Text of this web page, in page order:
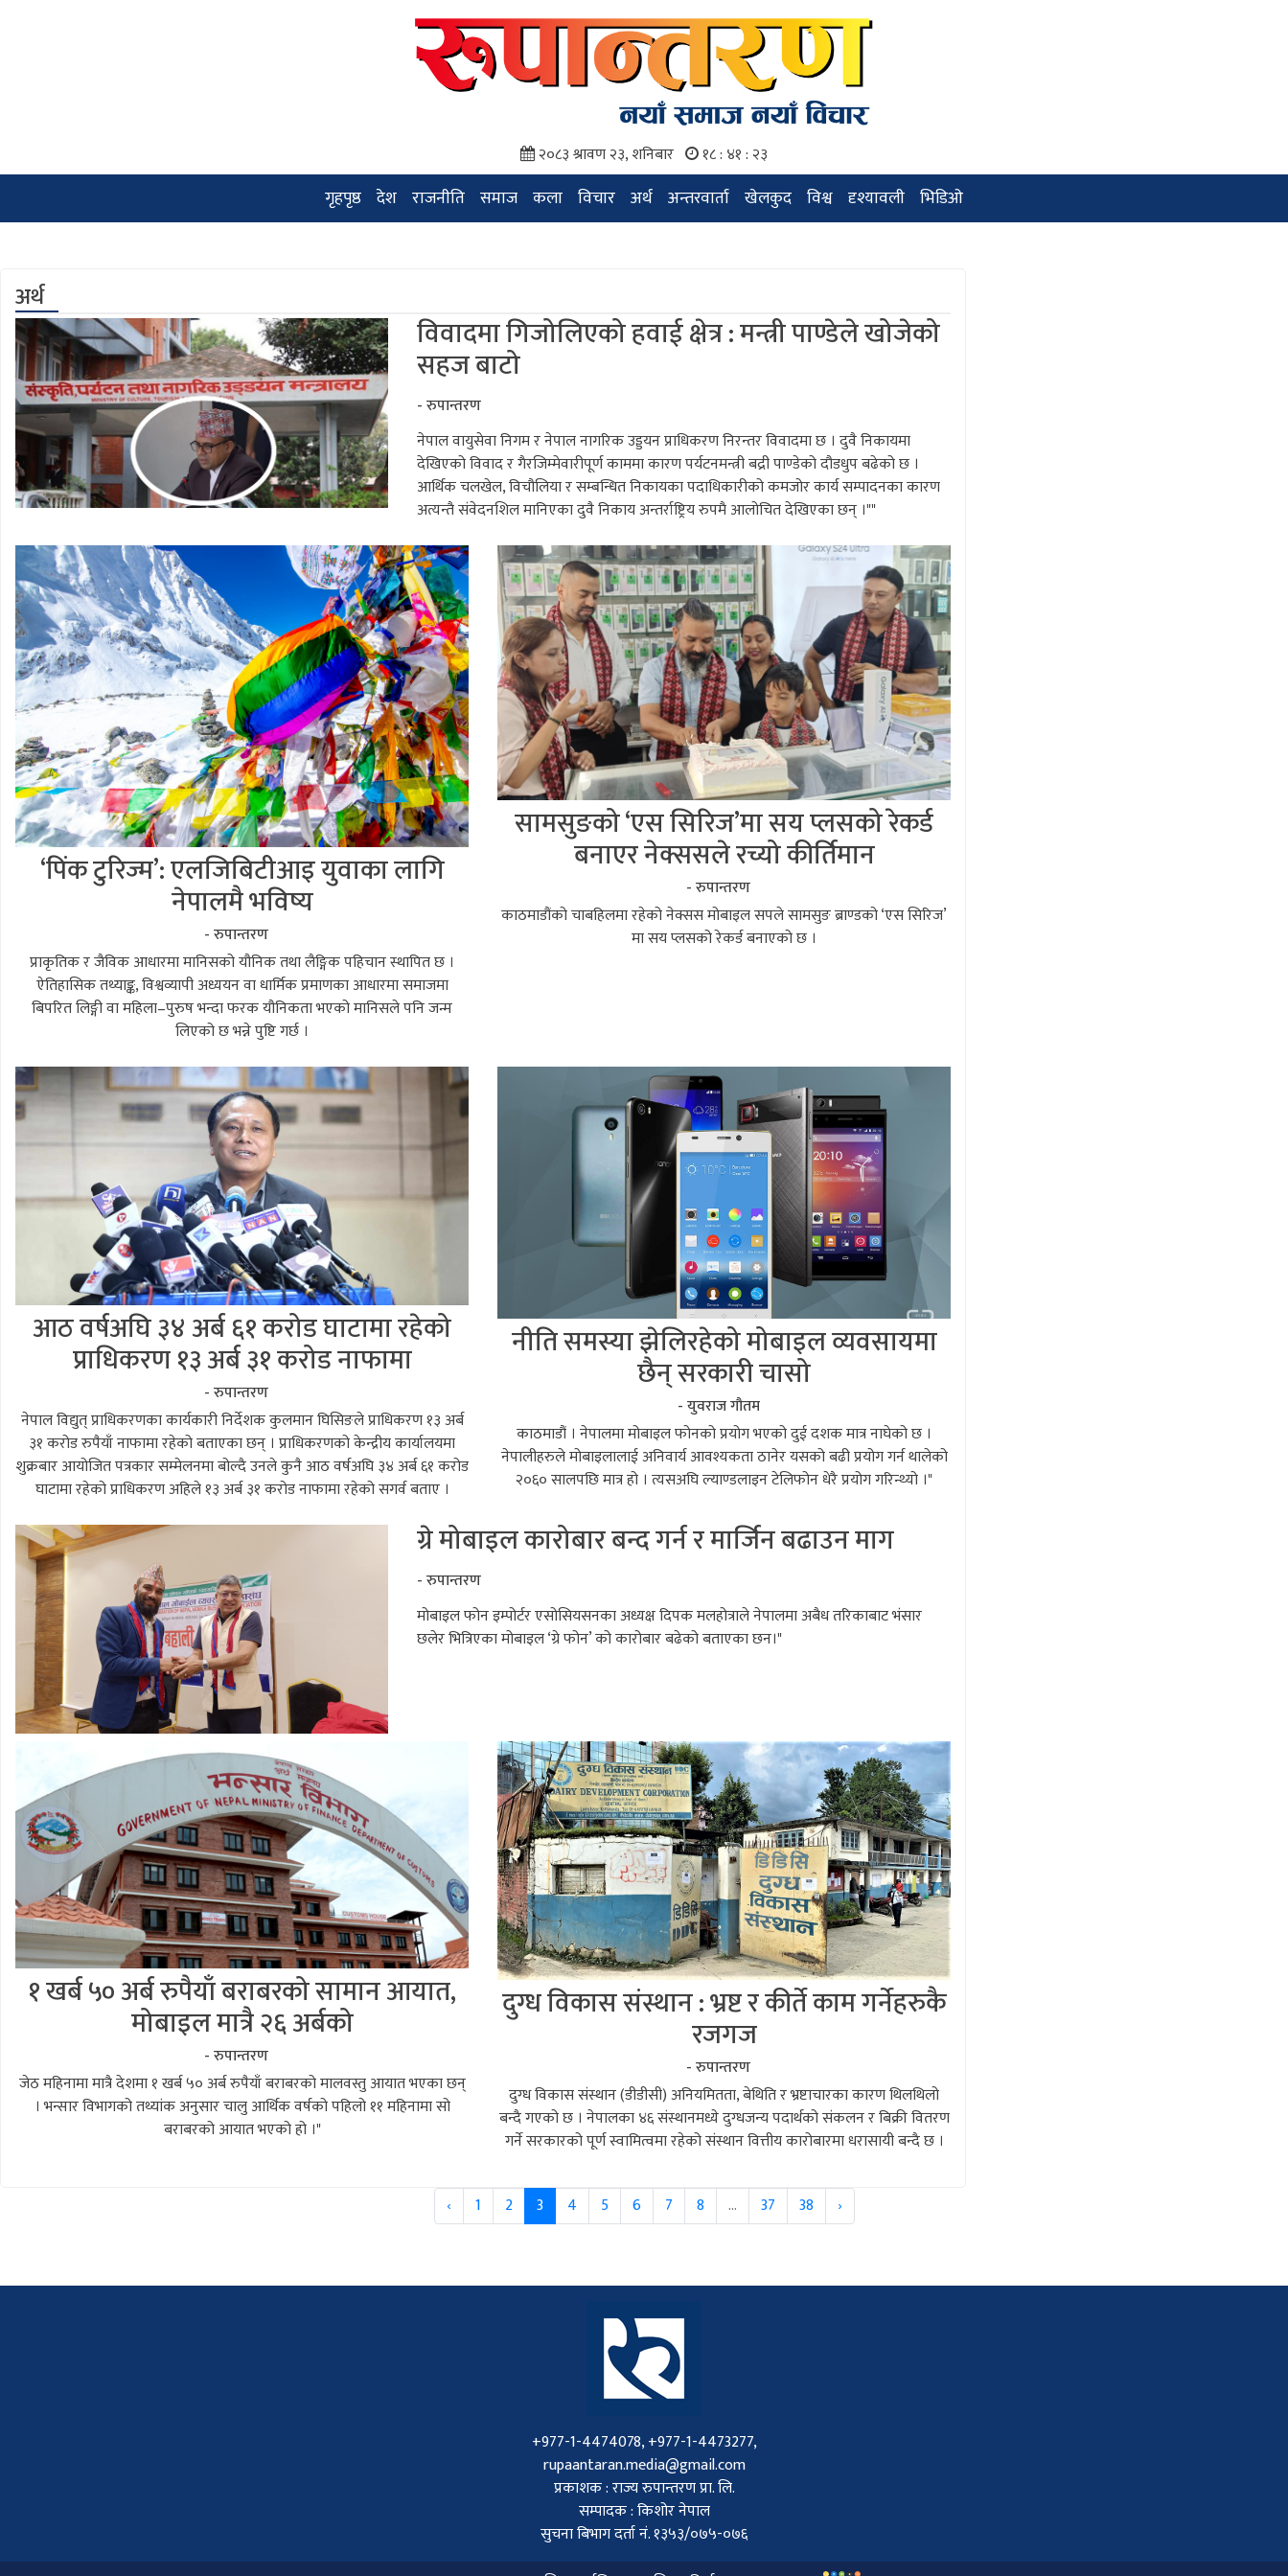
२०८३ श्रावण २३, शनिबार १८ : ४१ : २४
गृहपृष्ठ देश राजनीति समाज कला विचार अर्थ अन्तरवार्ता खेलकुद विश्व दृश्यावली भिडिओ
अर्थ
विवादमा गिजोलिएको हवाई क्षेत्र : मन्त्री पाण्डेले खोजेको
सहज बाटो
- रुपान्तरण
नेपाल वायुसेवा निगम र नेपाल नागरिक उड्डयन प्राधिकरण निरन्तर विवादमा छ । दुवै निकायमा
देखिएको विवाद र गैरजिम्मेवारीपूर्ण काममा कारण पर्यटनमन्त्री बद्री पाण्डेको दौडधुप बढेको छ ।
आर्थिक चलखेल, विचौलिया र सम्बन्धित निकायका पदाधिकारीको कमजोर कार्य सम्पादनका कारण
अत्यन्तै संवेदनशिल मानिएका दुवै निकाय अन्तर्राष्ट्रिय रुपमै आलोचित देखिएका छन् ।""
‘पिंक टुरिज्म’: एलजिबिटीआइ युवाका लागि
नेपालमै भविष्य
- रुपान्तरण
प्राकृतिक र जैविक आधारमा मानिसको यौनिक तथा लैङ्गिक पहिचान स्थापित छ ।
ऐतिहासिक तथ्याङ्क, विश्वव्यापी अध्ययन वा धार्मिक प्रमाणका आधारमा समाजमा
बिपरित लिङ्गी वा महिला–पुरुष भन्दा फरक यौनिकता भएको मानिसले पनि जन्म
लिएको छ भन्ने पुष्टि गर्छ ।
सामसुङको ‘एस सिरिज’मा सय प्लसको रेकर्ड
बनाएर नेक्ससले रच्यो कीर्तिमान
- रुपान्तरण
काठमाडौंको चाबहिलमा रहेको नेक्सस मोबाइल सपले सामसुङ ब्राण्डको ‘एस सिरिज’
मा सय प्लसको रेकर्ड बनाएको छ ।
आठ वर्षअघि ३४ अर्ब ६१ करोड घाटामा रहेको
प्राधिकरण १३ अर्ब ३१ करोड नाफामा
- रुपान्तरण
नेपाल विद्युत् प्राधिकरणका कार्यकारी निर्देशक कुलमान घिसिङले प्राधिकरण १३ अर्ब
३१ करोड रुपैयाँ नाफामा रहेको बताएका छन् । प्राधिकरणको केन्द्रीय कार्यालयमा
शुक्रबार आयोजित पत्रकार सम्मेलनमा बोल्दै उनले कुनै आठ वर्षअघि ३४ अर्ब ६१ करोड
घाटामा रहेको प्राधिकरण अहिले १३ अर्ब ३१ करोड नाफामा रहेको सगर्व बताए ।
नीति समस्या झेलिरहेको मोबाइल व्यवसायमा
छैन् सरकारी चासो
- युवराज गौतम
काठमाडौं । नेपालमा मोबाइल फोनको प्रयोग भएको दुई दशक मात्र नाघेको छ ।
नेपालीहरुले मोबाइलालाई अनिवार्य आवश्यकता ठानेर यसको बढी प्रयोग गर्न थालेको
२०६० सालपछि मात्र हो । त्यसअघि ल्याण्डलाइन टेलिफोन धेरै प्रयोग गरिन्थ्यो ।"
ग्रे मोबाइल कारोबार बन्द गर्न र मार्जिन बढाउन माग
- रुपान्तरण
मोबाइल फोन इम्पोर्टर एसोसियसनका अध्यक्ष दिपक मलहोत्राले नेपालमा अबैध तरिकाबाट भंसार
छलेर भित्रिएका मोबाइल ‘ग्रे फोन’ को कारोबार बढेको बताएका छन।"
१ खर्ब ५० अर्ब रुपैयाँ बराबरको सामान आयात,
मोबाइल मात्रै २६ अर्बको
- रुपान्तरण
जेठ महिनामा मात्रै देशमा १ खर्ब ५० अर्ब रुपैयाँ बराबरको मालवस्तु आयात भएका छन्
। भन्सार विभागको तथ्यांक अनुसार चालु आर्थिक वर्षको पहिलो ११ महिनामा सो
बराबरको आयात भएको हो ।"
दुग्ध विकास संस्थान : भ्रष्ट र कीर्ते काम गर्नेहरुकै
रजगज
- रुपान्तरण
दुग्ध विकास संस्थान (डीडीसी) अनियमितता, बेथिति र भ्रष्टाचारका कारण थिलथिलो
बन्दै गएको छ । नेपालका ४६ संस्थानमध्ये दुग्धजन्य पदार्थको संकलन र बिक्री वितरण
गर्ने सरकारको पूर्ण स्वामित्वमा रहेको संस्थान वित्तीय कारोबारमा धरासायी बन्दै छ ।
‹ 1 2 3 4 5 6 7 8 ... 37 38 ›
+977-1-4474078, +977-1-4473277,
rupaantaran.media@gmail.com
प्रकाशक : राज्य रुपान्तरण प्रा. लि.
सम्पादक : किशोर नेपाल
सुचना बिभाग दर्ता नं. १३५३/०७५-०७६